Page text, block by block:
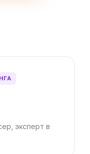
эксперт в